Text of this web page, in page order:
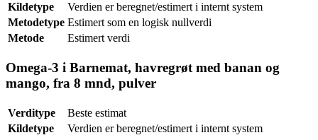
Kildetype
Verdien er beregnet/estimert i internt system
Metodetype Estimert som en logisk nullverdi
Metode
Estimert verdi
Omega-3 i Barnemat, havregrøt med banan og
mango, fra 8 mnd, pulver
Verditype
Beste estimat
Kildetype
Verdien er beregnet/estimert i internt system